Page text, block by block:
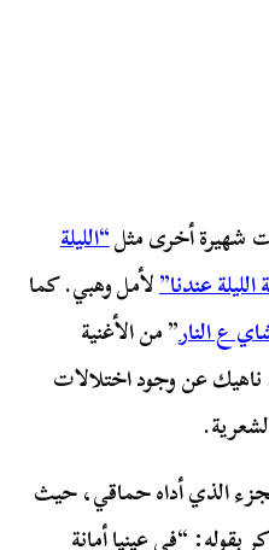
شهيرة أخرى مثل“الليلة
الليلة عندنا”لأمل وهبي. كما
ع النار” من الأغنية
عن وجود اختلالات
الذي أداه حماقي، حيث
“في عينيا أمانة